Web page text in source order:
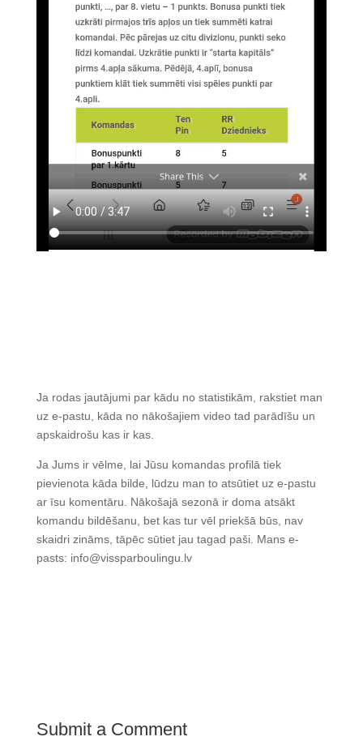
Ja rodas jautājumi par kādu no statistikām, rakstiet man
uz e-pastu, kāda no nākošajiem video tad parādīšu un
apskaidrošu kas ir kas.
Ja Jums ir vēlme, lai Jūsu komandas profilā tiek
pievienota kāda bilde, lūdzu man to atsūtiet uz e-pastu
ar īsu komentāru. Nākošajā sezonā ir doma atsākt
komandu bildēšanu, bet kas tur vēl priekšā būs, nav
skaidri zināms, tāpēc sūtiet jau tagad paši. Mans e-
pasts: info@vissparboulingu.lv
Submit a Comment